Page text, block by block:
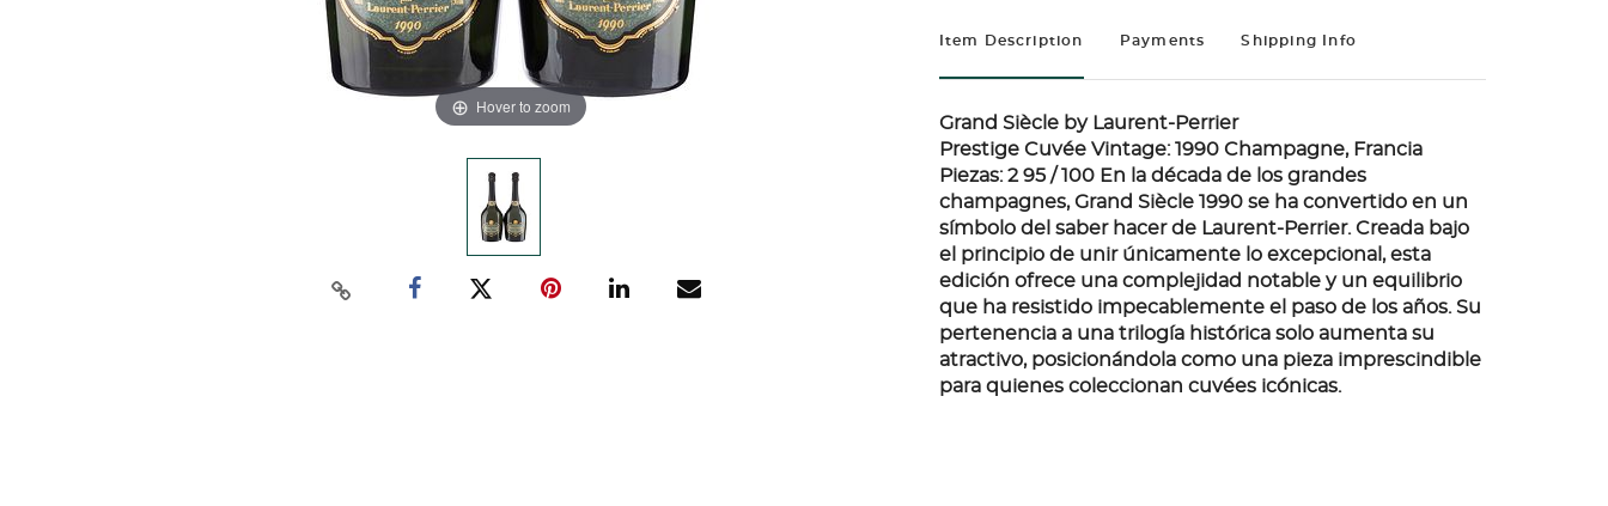
Hover to zoom
Item Description Payments Shipping Info
Grand Siècle by Laurent-Perrier
Prestige Cuvée Vintage: 1990 Champagne, Francia
Piezas: 2 95 / 100 En la década de los grandes
champagnes, Grand Siècle 1990 se ha convertido en un
símbolo del saber hacer de Laurent-Perrier. Creada bajo
el principio de unir únicamente lo excepcional, esta
edición ofrece una complejidad notable y un equilibrio
que ha resistido impecablemente el paso de los años. Su
pertenencia a una trilogía histórica solo aumenta su
atractivo, posicionándola como una pieza imprescindible
para quienes coleccionan cuvées icónicas.